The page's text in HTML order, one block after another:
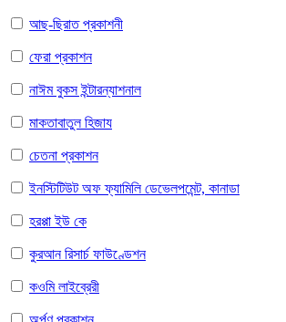
আছ-ছিরাত প্রকাশনী
ফেরা প্রকাশন
নাঈম বুকস ইন্টারন্যাশনাল
মাকতাবাতুল হিজায
চেতনা প্রকাশন
ইনস্টিটিউট অফ ফ্যামিলি ডেভেলপমেন্ট, কানাডা
হরপ্পা ইউ কে
কুরআন রিসার্চ ফাউণ্ডেশন
কওমি লাইব্রেরী